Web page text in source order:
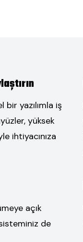
bir yazılımla iş
yüksek
ihtiyacınıza
açık
de